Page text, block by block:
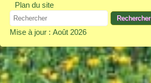
Plan du site
Mise à jour : Août 2026